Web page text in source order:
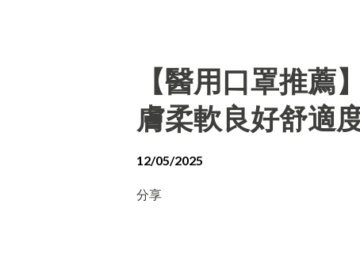
【醫用口罩推薦
膚柔軟良好舒適
12/05/2025
分享